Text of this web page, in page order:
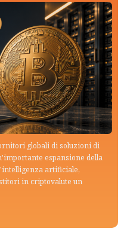
globali di soluzioni di
espansione della
artificiale,
in criptovalute un